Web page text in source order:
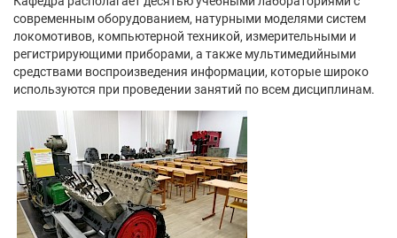
современным оборудованием, натурными моделями систем
локомотивов, компьютерной техникой, измерительными и
регистрирующими приборами, а также мультимедийными
средствами воспроизведения информации, которые широко
используются при проведении занятий по всем дисциплинам.